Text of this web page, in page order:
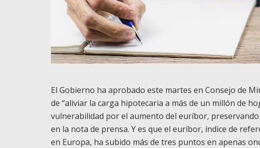
El Gobierno ha aprobado este martes en Consejo de
de “aliviar la carga hipotecaria a más de un millón de
vulnerabilidad por el aumento del euríbor,
en la nota de prensa. Y es que el euríbor, índice de
en Europa, ha subido más de tres puntos en apenas